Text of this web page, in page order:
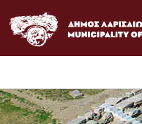
στο
περιεχόμενο